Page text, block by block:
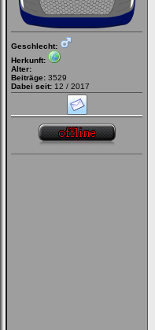
Geschlecht:
Herkunft:
Alter:
Beiträge: 3529
Dabei seit: 12 / 2017